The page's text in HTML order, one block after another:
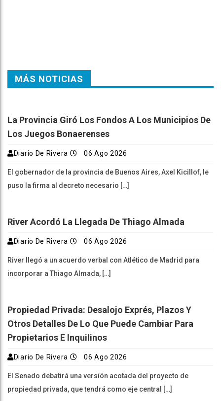
MÁS NOTICIAS
La Provincia Giró Los Fondos A Los Municipios De
Los Juegos Bonaerenses
Diario De Rivera 06 Ago 2026
El gobernador de la provincia de Buenos Aires, Axel Kicillof, le
puso la firma al decreto necesario […]
River Acordó La Llegada De Thiago Almada
Diario De Rivera 06 Ago 2026
River llegó a un acuerdo verbal con Atlético de Madrid para
incorporar a Thiago Almada, […]
Propiedad Privada: Desalojo Exprés, Plazos Y
Otros Detalles De Lo Que Puede Cambiar Para
Propietarios E Inquilinos
Diario De Rivera 06 Ago 2026
El Senado debatirá una versión acotada del proyecto de
propiedad privada, que tendrá como eje central […]